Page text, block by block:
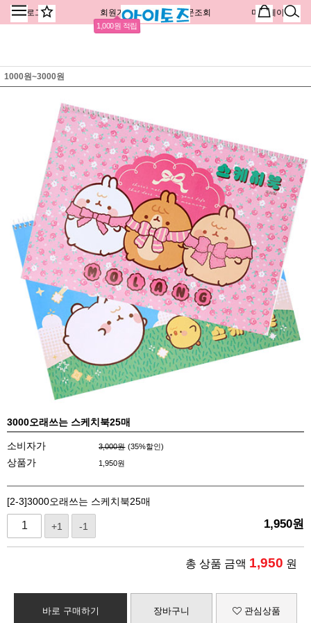
로그인 회원가입
1,000원 적립
주문조회 마이페이지
1000원~3000원
3000오래쓰는 스케치북25매
소비자가 3,000원 (35%할인)
상품가 1,950원
[2-3]3000오래쓰는 스케치북25매
+1 -1 1,950원
총 상품 금액 1,950 원
바로 구매하기 장바구니 관심상품